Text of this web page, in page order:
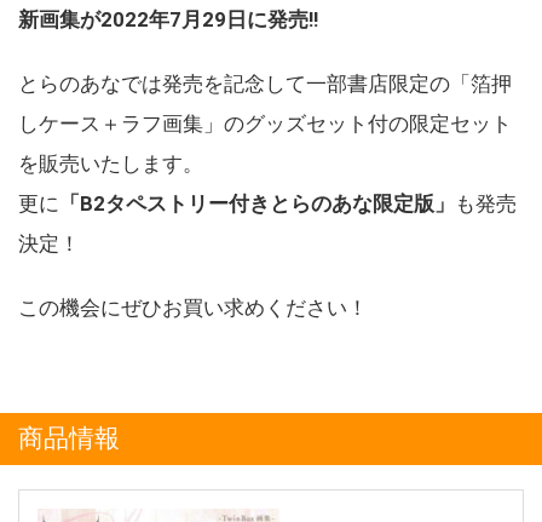
新画集が2022年7月29日に発売!!
とらのあなでは発売を記念して一部書店限定の「箔押
しケース＋ラフ画集」のグッズセット付の限定セット
を販売いたします。
更に 「B2タペストリー付きとらのあな限定版」 も発売
決定！
この機会にぜひお買い求めください！
商品情報